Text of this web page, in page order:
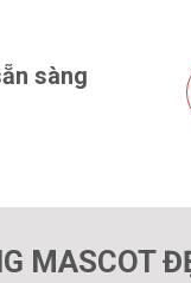
sàng
MASCOT